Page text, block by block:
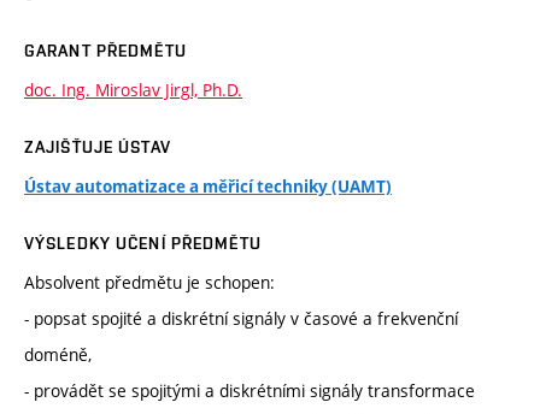
GARANT PŘEDMĚTU
doc. Ing. Miroslav Jirgl, Ph.D.
ZAJIŠŤUJE ÚSTAV
Ústav automatizace a měřicí techniky (UAMT)
VÝSLEDKY UČENÍ PŘEDMĚTU
Absolvent předmětu je schopen:
- popsat spojité a diskrétní signály v časové a frekvenční
doméně,
- provádět se spojitými a diskrétními signály transformace